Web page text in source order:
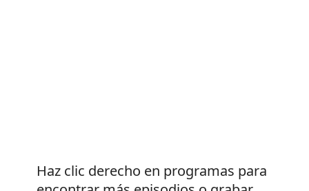
Haz clic derecho en programas para